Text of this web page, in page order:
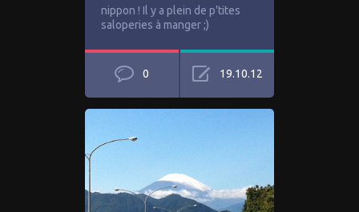
nippon ! Il y a plein de p'tites
saloperies à manger ;)
0 19.10.12